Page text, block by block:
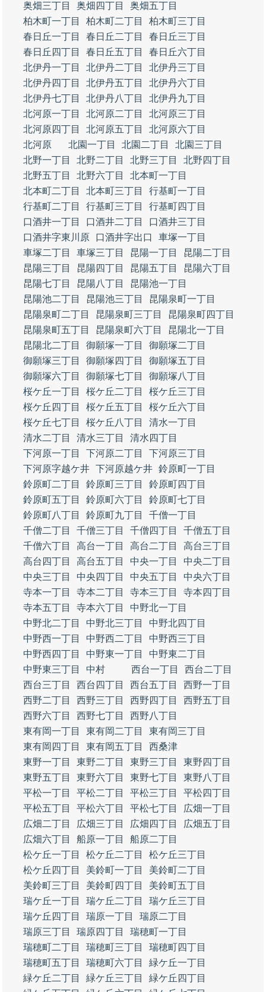
奥畑三丁目
奥畑四丁目
奥畑五丁目
柏木町一丁目
柏木町二丁目
柏木町三丁目
春日丘一丁目
春日丘二丁目
春日丘三丁目
春日丘四丁目
春日丘五丁目
春日丘六丁目
北伊丹一丁目
北伊丹二丁目
北伊丹三丁目
北伊丹四丁目
北伊丹五丁目
北伊丹六丁目
北伊丹七丁目
北伊丹八丁目
北伊丹九丁目
北河原一丁目
北河原二丁目
北河原三丁目
北河原四丁目
北河原五丁目
北河原六丁目
北河原
北園一丁目 北園二丁目
北園三丁目
北野一丁目
北野二丁目 北野三丁目
北野四丁目
北野五丁目
北野六丁目
北本町一丁目
北本町二丁目
北本町三丁目
行基町一丁目
行基町二丁目
行基町三丁目
行基町四丁目
口酒井一丁目
口酒井二丁目
口酒井三丁目
口酒井字東川原
口酒井字出口
車塚一丁目
車塚二丁目
車塚三丁目 昆陽一丁目
昆陽二丁目
昆陽三丁目
昆陽四丁目 昆陽五丁目
昆陽六丁目
昆陽七丁目
昆陽八丁目
昆陽池一丁目
昆陽池二丁目
昆陽池三丁目
昆陽泉町一丁目
昆陽泉町二丁目
昆陽泉町三丁目
昆陽泉町四丁目
昆陽泉町五丁目
昆陽泉町六丁目
昆陽北一丁目
昆陽北二丁目
御願塚一丁目
御願塚二丁目
御願塚三丁目
御願塚四丁目
御願塚五丁目
御願塚六丁目
御願塚七丁目
御願塚八丁目
桜ケ丘一丁目
桜ケ丘二丁目
桜ケ丘三丁目
桜ケ丘四丁目
桜ケ丘五丁目
桜ケ丘六丁目
桜ケ丘七丁目
桜ケ丘八丁目
清水一丁目
清水二丁目
清水三丁目
清水四丁目
下河原一丁目
下河原二丁目
下河原三丁目
下河原字越ケ井 下河原越ケ井 鈴原町一丁目
鈴原町二丁目
鈴原町三丁目
鈴原町四丁目
鈴原町五丁目
鈴原町六丁目
鈴原町七丁目
鈴原町八丁目
鈴原町九丁目
千僧一丁目
千僧二丁目
千僧三丁目 千僧四丁目
千僧五丁目
千僧六丁目
高台一丁目 高台二丁目
高台三丁目
高台四丁目
高台五丁目 中央一丁目
中央二丁目
中央三丁目
中央四丁目 中央五丁目
中央六丁目
寺本一丁目
寺本二丁目 寺本三丁目
寺本四丁目
寺本五丁目
寺本六丁目
中野北一丁目
中野北二丁目
中野北三丁目
中野北四丁目
中野西一丁目
中野西二丁目
中野西三丁目
中野西四丁目
中野東一丁目
中野東二丁目
中野東三丁目
中村 西台一丁目
西台二丁目
西台三丁目
西台四丁目 西台五丁目
西野一丁目
西野二丁目
西野三丁目 西野四丁目
西野五丁目
西野六丁目
西野七丁目
西野八丁目
東有岡一丁目
東有岡二丁目
東有岡三丁目
東有岡四丁目
東有岡五丁目
西桑津
東野一丁目
東野二丁目 東野三丁目
東野四丁目
東野五丁目
東野六丁目 東野七丁目
東野八丁目
平松一丁目
平松二丁目 平松三丁目
平松四丁目
平松五丁目
平松六丁目 平松七丁目
広畑一丁目
広畑二丁目
広畑三丁目 広畑四丁目
広畑五丁目
広畑六丁目
船原一丁目
船原二丁目
松ケ丘一丁目
松ケ丘二丁目
松ケ丘三丁目
松ケ丘四丁目
美鈴町一丁目
美鈴町二丁目
美鈴町三丁目
美鈴町四丁目
美鈴町五丁目
瑞ケ丘一丁目
瑞ケ丘二丁目
瑞ケ丘三丁目
瑞ケ丘四丁目
瑞原一丁目
瑞原二丁目
瑞原三丁目
瑞原四丁目
瑞穂町一丁目
瑞穂町二丁目
瑞穂町三丁目
瑞穂町四丁目
瑞穂町五丁目
瑞穂町六丁目
緑ケ丘一丁目
緑ケ丘二丁目
緑ケ丘三丁目
緑ケ丘四丁目